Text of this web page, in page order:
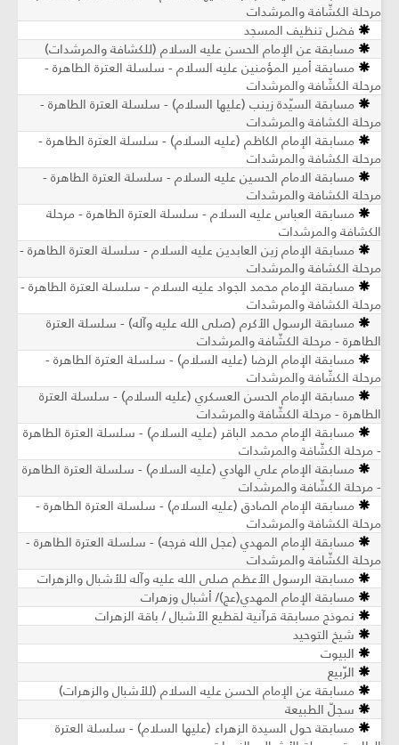
مرحلة الكشّافة والمرشدات
فضل تنظيف المسجد
مسابقة عن الإمام الحسن عليه السلام (للكشافة والمرشدات)
مسابقة أمير المؤمنين عليه السلام - سلسلة العترة الطاهرة -
مرحلة الكشّافة والمرشدات
مسابقة السيّدة زينب (عليها السلام) - سلسلة العترة الطاهرة -
مرحلة الكشافة والمرشدات
مسابقة الإمام الكاظم (عليه السلام) - سلسلة العترة الطاهرة -
مرحلة الكشافة والمرشدات
مسابقة الامام الحسين عليه السلام - سلسلة العترة الطاهرة -
مرحلة الكشافة والمرشدات
مسابقة العباس عليه السلام - سلسلة العترة الطاهرة - مرحلة
الكشافة والمرشدات
مسابقة الإمام زين العابدين عليه السلام - سلسلة العترة الطاهرة -
مرحلة الكشافة والمرشدات
مسابقة الإمام محمد الجواد عليه السلام - سلسلة العترة الطاهرة -
مرحلة الكشافة والمرشدات
مسابقة الرسول الأكرم (صلى الله عليه وآله) - سلسلة العترة
الطاهرة - مرحلة الكشّافة والمرشدات
مسابقة الإمام الرضا (عليه السلام) - سلسلة العترة الطاهرة -
مرحلة الكشّافة والمرشدات
مسابقة الإمام الحسن العسكري (عليه السلام) - سلسلة العترة
الطاهرة - مرحلة الكشّافة والمرشدات
مسابقة الإمام محمد الباقر (عليه السلام) - سلسلة العترة الطاهرة
- مرحلة الكشّافة والمرشدات
مسابقة الإمام علي الهادي (عليه السلام) - سلسلة العترة الطاهرة
- مرحلة الكشّافة والمرشدات
مسابقة الإمام الصادق (عليه السلام) - سلسلة العترة الطاهرة -
مرحلة الكشافة والمرشدات
مسابقة الإمام المهدي (عجل الله فرجه) - سلسلة العترة الطاهرة -
مرحلة الكشّافة والمرشدات
مسابقة الرسول الأعظم صلى الله عليه وآله للأشبال والزهرات
مسابقة الإمام المهدي(عج)/ أشبال وزهرات
نموذج مسابقة قرآنية لقطيع الأشبال / باقة الزهرات
شيخ التوحيد
البيوت
الرّبيع
مسابقة عن الإمام الحسن عليه السلام (للأشبال والزهرات)
سجلّ الطبيعة
مسابقة حول السيدة الزهراء (عليها السلام) - سلسلة العترة